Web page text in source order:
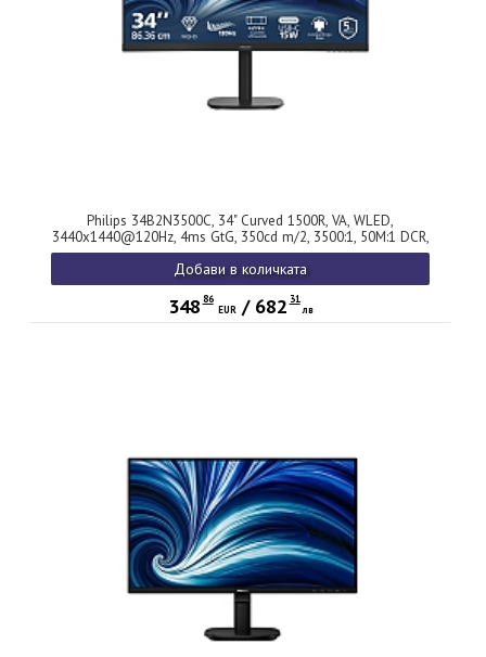
Philips 34B2N3500C, 34" Curved 1500R, VA, WLED,
3440x1440@120Hz, 4ms GtG, 350cd m/2, 3500:1, 50M:1 DCR,
Adaptive Sync, FlickerFree, SoftBlue, 5Wx2, Tilt, Height
Adjust, Swivel, 2xHDMI, DP, USB hub
Добави в количката
348 86
EUR/ 682 31
лв